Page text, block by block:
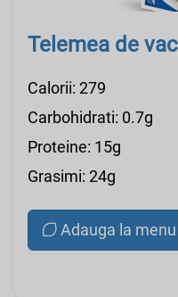
Telemea de
Calorii: 279
Carbohidrati: 0.7g
Proteine: 15g
Grasimi: 24g
Adauga la menu